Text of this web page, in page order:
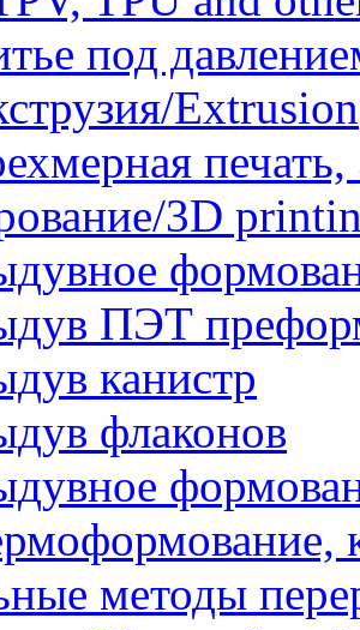
под
Extrusion
3D
ПЭТ
канистр
флаконов
методы